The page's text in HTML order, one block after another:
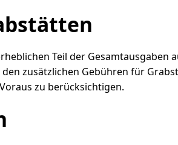
Teil der Gesamtausgaben
zusätzlichen Gebühren für
zu berücksichtigen.